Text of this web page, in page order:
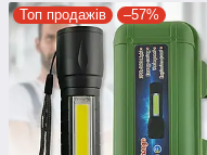
Топ продажів –57%